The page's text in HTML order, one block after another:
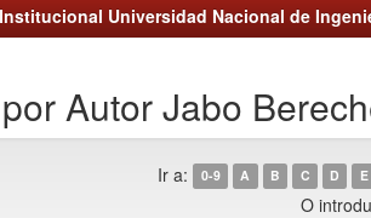
Universidad Nacional de
Autor Jabo
Ir a: 0-9 A B C D E
O